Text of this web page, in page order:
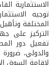
الاستثمارية
توجيه
المختلفة
التركيز على
تفعيل دور
والدولي، ضرورة